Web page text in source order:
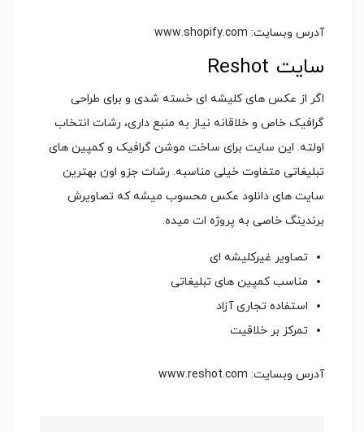
آدرس وبسایت: www.shopify.com
سایت Reshot
اگر از عکس های کلیشه ای خسته شدی و برای طراحی
گرافیک خاص و خلاقانه نیاز به منبع داری، رشات انتخاب
اولته. این سایت برای ساخت موشن گرافیک و کمپین های
تبلیغاتی متفاوت خیلی مناسبه. رشات جزو اون بهترین
سایت های دانلود عکس محسوب میشه که تصاویرش
برندینگ خاصی به پروژه ات میده.
تصاویر غیرکلیشه ای
مناسب کمپین های تبلیغاتی
استفاده تجاری آزاد
تمرکز بر خلاقیت
آدرس وبسایت: www.reshot.com